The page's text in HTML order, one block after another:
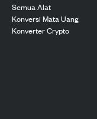
Semua Alat
Konversi Mata Uang
Konverter Crypto